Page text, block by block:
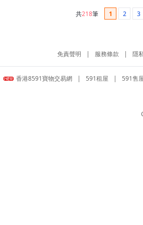
共218筆 1 2 3
免責聲明 | 服務條款 | 隱
香港8591寶物交易網 | 591租屋 | 591售